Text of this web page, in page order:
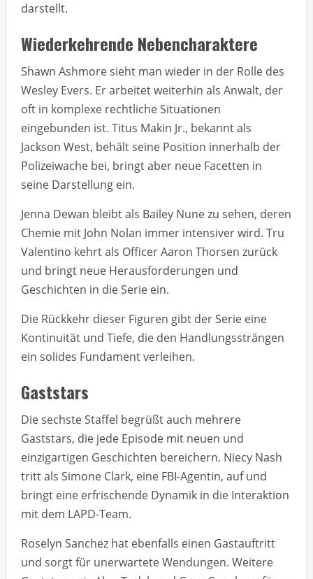
darstellt.
Wiederkehrende Nebencharaktere
Shawn Ashmore sieht man wieder in der Rolle des
Wesley Evers. Er arbeitet weiterhin als Anwalt, der
oft in komplexe rechtliche Situationen
eingebunden ist. Titus Makin Jr., bekannt als
Jackson West, behält seine Position innerhalb der
Polizeiwache bei, bringt aber neue Facetten in
seine Darstellung ein.
Jenna Dewan bleibt als Bailey Nune zu sehen, deren
Chemie mit John Nolan immer intensiver wird. Tru
Valentino kehrt als Officer Aaron Thorsen zurück
und bringt neue Herausforderungen und
Geschichten in die Serie ein.
Die Rückkehr dieser Figuren gibt der Serie eine
Kontinuität und Tiefe, die den Handlungssträngen
ein solides Fundament verleihen.
Gaststars
Die sechste Staffel begrüßt auch mehrere
Gaststars, die jede Episode mit neuen und
einzigartigen Geschichten bereichern. Niecy Nash
tritt als Simone Clark, eine FBI-Agentin, auf und
bringt eine erfrischende Dynamik in die Interaktion
mit dem LAPD-Team.
Roselyn Sanchez hat ebenfalls einen Gastauftritt
und sorgt für unerwartete Wendungen. Weitere